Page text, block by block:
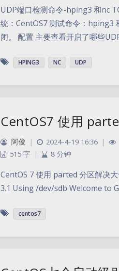
UDP端口检测命令-hping3 和nc
统：CentOS7 测试命令：hping3
闭。 配置 主要查看开启了哪些
HPING3 NC UDP
CentOS7 使用
阿俊 | 2024-4-19 16:36 |
515 字 | 8 分钟
CentOS 7 使用 parted 分区解决
3.1 Using /dev/sdb Welcome to
centos7